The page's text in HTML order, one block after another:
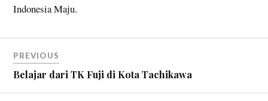
Indonesia Maju.
PREVIOUS
Belajar dari TK Fuji di Kota Tachikawa